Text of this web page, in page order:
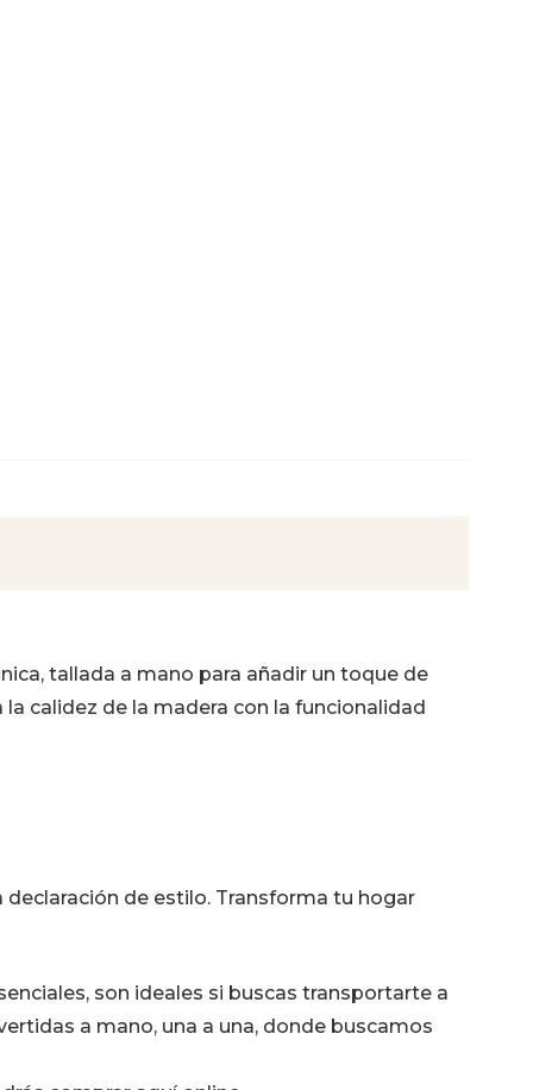
tallada a mano para añadir un toque de
calidez de la madera con la funcionalidad
de estilo. Transforma tu hogar
son ideales si buscas transportarte a
a mano, una a una, donde buscamos